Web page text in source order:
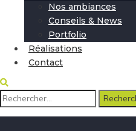
Nos ambiances
Conseils & News
Portfolio
Réalisations
Contact
Rechercher :